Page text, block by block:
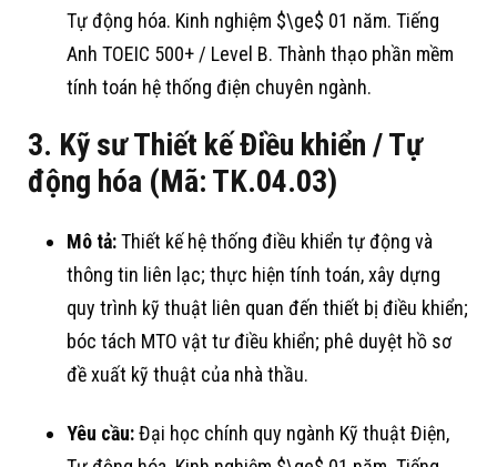
Tự động hóa. Kinh nghiệm $\ge$ 01 năm. Tiếng
Anh TOEIC 500+ / Level B. Thành thạo phần mềm
tính toán hệ thống điện chuyên ngành.
3. Kỹ sư Thiết kế Điều khiển / Tự
động hóa (Mã: TK.04.03)
Mô tả:Thiết kế hệ thống điều khiển tự động và
thông tin liên lạc; thực hiện tính toán, xây dựng
quy trình kỹ thuật liên quan đến thiết bị điều khiển;
bóc tách MTO vật tư điều khiển; phê duyệt hồ sơ
đề xuất kỹ thuật của nhà thầu.
Yêu cầu:Đại học chính quy ngành Kỹ thuật Điện,